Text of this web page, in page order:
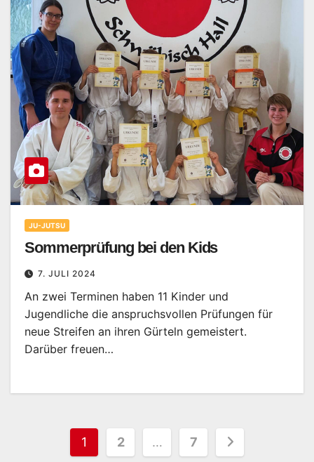
JU-JUTSU
Sommerprüfung bei den Kids
7. JULI 2024
An zwei Terminen haben 11 Kinder und
Jugendliche die anspruchsvollen Prüfungen für
neue Streifen an ihren Gürteln gemeistert.
Darüber freuen…
Seitennummerierung
1 2 … 7